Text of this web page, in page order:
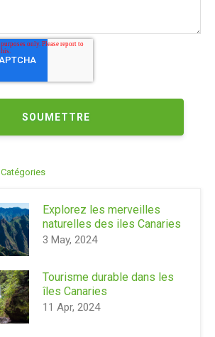
Catégories
Explorez les merveilles
naturelles des iles Canaries
3 May, 2024
Tourisme durable dans les
îles Canaries
11 Apr, 2024